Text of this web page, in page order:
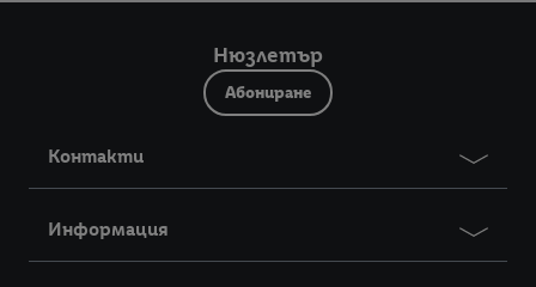
Нюзлетър
Абониране
Контакти
Информация